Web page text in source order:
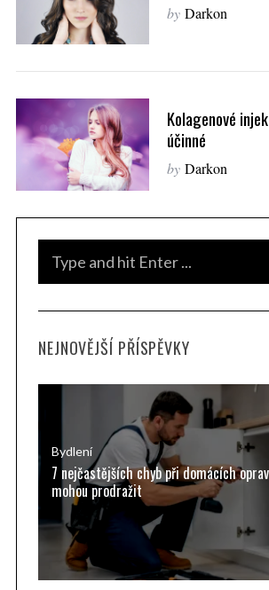
by Darkon
Kolagenové
účinné
by Darkon
c
NEJNOVĚJŠÍ PŘÍSPĚVKY
Bydlení
7 nejčastějších chyb při domácích
mohou prodražit